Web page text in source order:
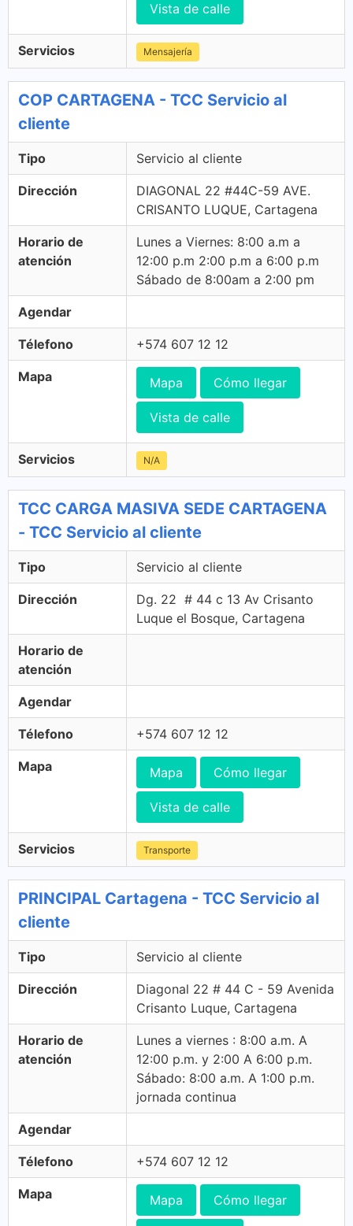
Vista de calle
Servicios Mensajería
COP CARTAGENA - TCC Servicio al
cliente
Tipo Servicio al cliente
Dirección
DIAGONAL 22 #44C-59 AVE.
CRISANTO LUQUE, Cartagena
Horario de
atención
Lunes a Viernes: 8:00 a.m a
12:00 p.m 2:00 p.m a 6:00 p.m
Sábado de 8:00am a 2:00 pm
Agendar
Télefono +574 607 12 12
Mapa Mapa Cómo llegar
Vista de calle
Servicios N/A
TCC CARGA MASIVA SEDE CARTAGENA
- TCC Servicio al cliente
Tipo Servicio al cliente
Dirección
Dg. 22 # 44 c 13 Av Crisanto
Luque el Bosque, Cartagena
Horario de
atención
Agendar
Télefono +574 607 12 12
Mapa Mapa Cómo llegar
Vista de calle
Servicios Transporte
PRINCIPAL Cartagena - TCC Servicio al
cliente
Tipo Servicio al cliente
Dirección
Diagonal 22 # 44 C - 59 Avenida
Crisanto Luque, Cartagena
Horario de
atención
Lunes a viernes : 8:00 a.m. A
12:00 p.m. y 2:00 A 6:00 p.m.
Sábado: 8:00 a.m. A 1:00 p.m.
jornada continua
Agendar
Télefono +574 607 12 12
Mapa Mapa Cómo llegar